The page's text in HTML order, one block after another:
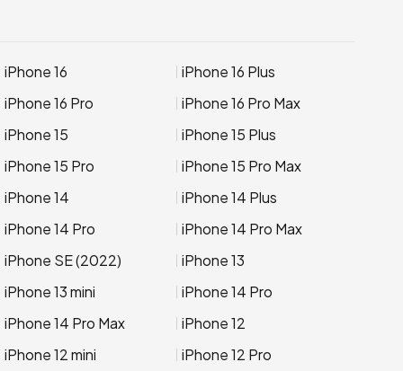
iPhone 16
iPhone 16 Plus
iPhone 16 Pro
iPhone 16 Pro Max
iPhone 15
iPhone 15 Plus
iPhone 15 Pro
iPhone 15 Pro Max
iPhone 14
iPhone 14 Plus
iPhone 14 Pro
iPhone 14 Pro Max
iPhone SE (2022)
iPhone 13
iPhone 13 mini
iPhone 14 Pro
iPhone 14 Pro Max
iPhone 12
iPhone 12 mini
iPhone 12 Pro